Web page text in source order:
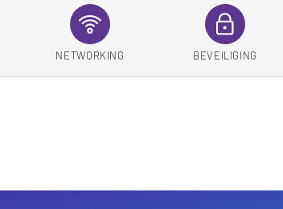
NETWORKING BEVEILIGING